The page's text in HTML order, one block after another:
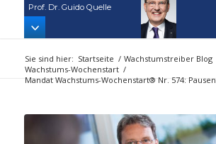
Prof. Dr. Guido Quelle
Sie sind hier: Startseite / Wachstumstreiber Blog
Wachstums-Wochenstart /
Mandat Wachstums-Wochenstart® Nr. 574: Pausen